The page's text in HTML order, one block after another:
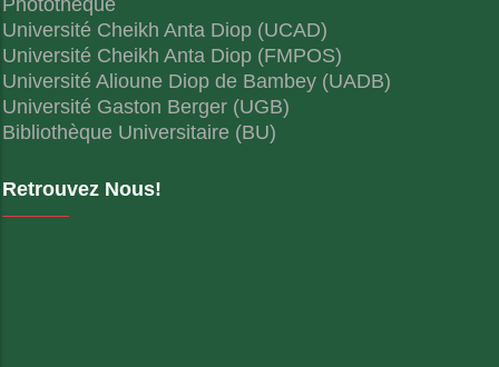
Université Cheikh Anta Diop (UCAD)
Université Cheikh Anta Diop (FMPOS)
Université Alioune Diop de Bambey (UADB)
Université Gaston Berger (UGB)
Bibliothèque Universitaire (BU)
Retrouvez Nous!